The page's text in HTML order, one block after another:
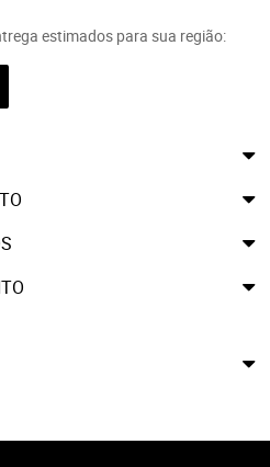
estimados para sua região: